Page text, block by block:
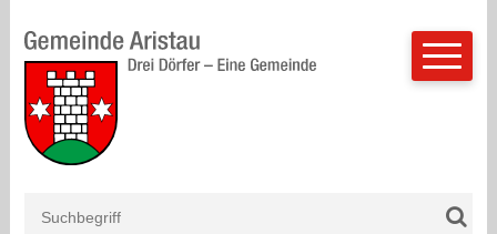
Suchbegriff